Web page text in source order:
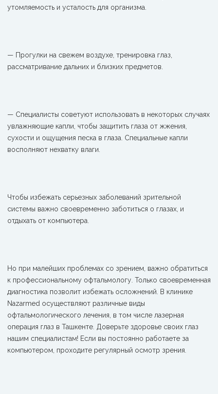
утомляемость и усталость для организма.
— Прогулки на свежем воздухе, тренировка глаз,
рассматривание дальних и близких предметов.
— Специалисты советуют использовать в некоторых случаях
увлажняющие капли, чтобы защитить глаза от жжения,
сухости и ощущения песка в глаза. Специальные капли
восполняют нехватку влаги.
Чтобы избежать серьезных заболеваний зрительной
системы важно своевременно заботиться о глазах, и
отдыхать от компьютера.
Но при малейших проблемах со зрением, важно обратиться
к профессиональному офтальмологу. Только своевременная
диагностика позволит избежать осложнений. В клинике
Nazarmed осуществляют различные виды
офтальмологического лечения, в том числе лазерная
операция глаз в Ташкенте. Доверьте здоровье своих глаз
нашим специалистам! Если вы постоянно работаете за
компьютером, проходите регулярный осмотр зрения.